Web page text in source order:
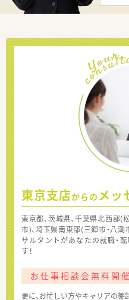
東京支店からの メッ
東京都、茨城県、千葉県北西部(
市)、埼玉県南東部(三郷市・八
サルタントがあなたの就職・
す！
お仕事相談会無料開催
更に、お忙しい方やキャリアの